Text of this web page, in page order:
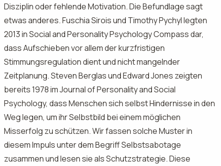
Disziplin oder fehlende Motivation. Die Befundlage sagt
etwas anderes. Fuschia Sirois und Timothy Pychyl legten
2013 in Social and Personality Psychology Compass dar,
dass Aufschieben vor allem der kurzfristigen
Stimmungsregulation dient und nicht mangelnder
Zeitplanung. Steven Berglas und Edward Jones zeigten
bereits 1978 im Journal of Personality and Social
Psychology, dass Menschen sich selbst Hindernisse in den
Weg legen, um ihr Selbstbild bei einem möglichen
Misserfolg zu schützen. Wir fassen solche Muster in
diesem Impuls unter dem Begriff Selbstsabotage
zusammen und lesen sie als Schutzstrategie. Diese